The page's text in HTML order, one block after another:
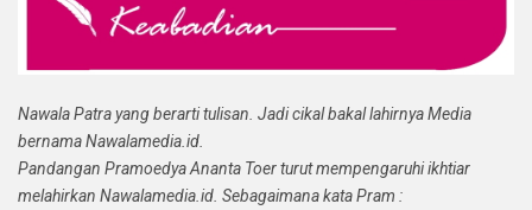
Nawala Patra yang berarti tulisan. Jadi cikal bakal lahirnya Media
bernama Nawalamedia.id.
Pandangan Pramoedya Ananta Toer turut mempengaruhi ikhtiar
melahirkan Nawalamedia.id. Sebagaimana kata Pram :